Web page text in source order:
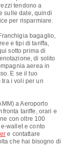
tendono a
sulle date, quindi
per risparmiare.
bagaglio,
e tipi di tariffa,
sotto prima di
di solito
aerea in
E se il tuo
i voli per un
a Aeroporto
tariffe, orari e
con oltre 100
wallet e conto
e contattare
che hai bisogno di